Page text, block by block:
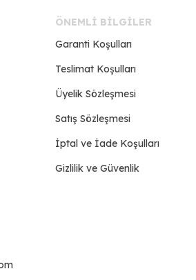
ÖNEMLI BILGILER
Garanti Koşulları
Teslimat Koşulları
Üyelik Sözleşmesi
Satış Sözleşmesi
İptal ve İade Koşulları
Gizlilik ve Güvenlik